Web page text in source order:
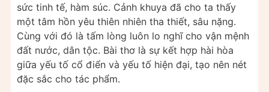
sức tinh tế, hàm súc. Cảnh khuya đã cho ta thấy
một tâm hồn yêu thiên nhiên tha thiết, sâu nặng.
Cùng với đó là tấm lòng luôn lo nghĩ cho vận mệnh
đất nước, dân tộc. Bài thơ là sự kết hợp hài hòa
giữa yếu tố cổ điển và yếu tố hiện đại, tạo nên nét
đặc sắc cho tác phẩm.